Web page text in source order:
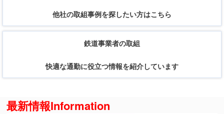
他社の取組事例を探したい方はこちら
鉄道事業者の取組
快適な通勤に役立つ情報を紹介しています
最新情報